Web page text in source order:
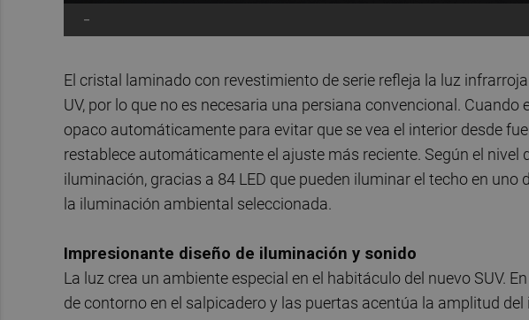
-
El cristal laminado con revestimiento de serie refleja la luz
UV, por lo que no es necesaria una persiana convencional.
opaco automáticamente para evitar que se vea el interior desde
restablece automáticamente el ajuste más reciente. Según el nivel
iluminación, gracias a 84 LED que pueden iluminar el techo en uno
la iluminación ambiental seleccionada.
Impresionante diseño de iluminación y sonido
La luz crea un ambiente especial en el habitáculo del nuevo SUV.
de contorno en el salpicadero y las puertas acentúa la amplitud